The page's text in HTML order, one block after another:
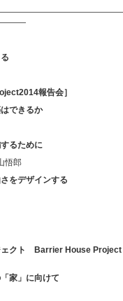
報告会］
できるか
るために
悟郎
をデザインする
ェクト Barrier House Project
家」に向けて